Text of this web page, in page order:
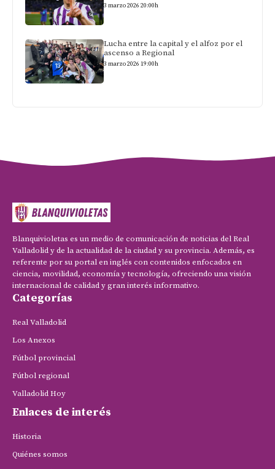
3 marzo 2026 20:00h
Lucha entre la capital y el alfoz por el
ascenso a Regional
3 marzo 2026 19:00h
Blanquivioletas es un medio de comunicación de noticias del Real
Valladolid y de la actualidad de la ciudad y su provincia. Además, es
referente por su portal en inglés con contenidos enfocados en
ciencia, movilidad, economía y tecnología, ofreciendo una visión
internacional de calidad y gran interés informativo.
Categorías
Real Valladolid
Los Anexos
Fútbol provincial
Fútbol regional
Valladolid Hoy
Enlaces de interés
Historia
Quiénes somos